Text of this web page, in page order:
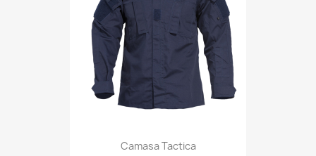
Camasa Tactica